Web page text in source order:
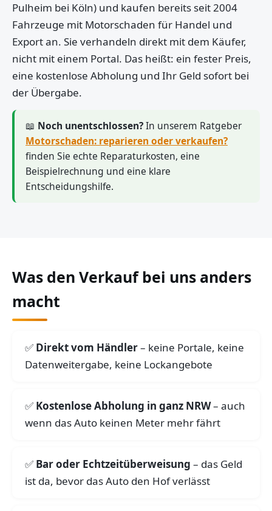
Pulheim bei Köln) und kaufen bereits seit 2004
Fahrzeuge mit Motorschaden für Handel und
Export an. Sie verhandeln direkt mit dem Käufer,
nicht mit einem Portal. Das heißt: ein fester Preis,
eine kostenlose Abholung und Ihr Geld sofort bei
der Übergabe.
📖 Noch unentschlossen?In unserem Ratgeber
Motorschaden: reparieren oder verkaufen?
finden Sie echte Reparaturkosten, eine
Beispielrechnung und eine klare
Entscheidungshilfe.
Was den Verkauf bei uns anders
macht
Direkt vom Händler– keine Portale, keine
Datenweitergabe, keine Lockangebote
Kostenlose Abholung in ganz NRW– auch
wenn das Auto keinen Meter mehr fährt
Bar oder Echtzeitüberweisung – das Geld
ist da, bevor das Auto den Hof verlässt